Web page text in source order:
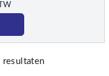
resultaten